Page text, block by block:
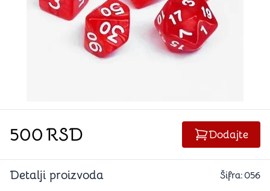
500RSD Dodajte
Detalji proizvoda Šifra:056